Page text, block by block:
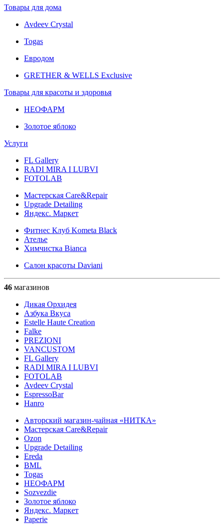
Товары для дома
Avdeev Crystal
Togas
Евродом
GRETHER & WELLS Exclusive
Товары для красоты и здоровья
НЕОФАРМ
Золотое яблоко
Услуги
FL Gallery
RADI MIRA I LUBVI
FOTOLAB
Мастерская Care&Repair
Upgrade Detailing
Яндекс. Маркет
Фитнес Клуб Kometa Black
Ателье
Химчистка Bianca
Салон красоты Daviani
46 магазинов
Дикая Орхидея
Азбука Вкуса
Estelle Haute Creation
Falke
PREZIONI
VANCUSTOM
FL Gallery
RADI MIRA I LUBVI
FOTOLAB
Avdeev Crystal
EspressoBar
Hanro
Авторский магазин-чайная «НИТКА»
Мастерская Care&Repair
Ozon
Upgrade Detailing
Ereda
BML
Togas
НЕОФАРМ
Sozvezdiе
Золотое яблоко
Яндекс. Маркет
Paperie